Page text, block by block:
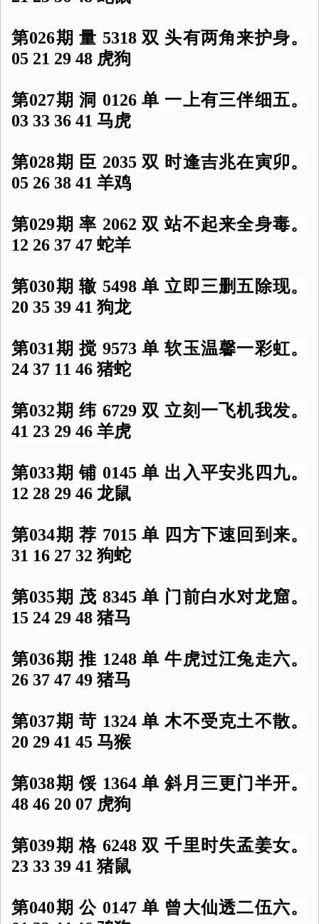
第026期 量 5318 双 头有两角来护身。
05 21 29 48 虎狗
第027期 洞 0126 单 一上有三伴细五。
03 33 36 41 马虎
第028期 臣 2035 双 时逢吉兆在寅卯。
05 26 38 41 羊鸡
第029期 率 2062 双 站不起来全身毒。
12 26 37 47 蛇羊
第030期 辙 5498 单 立即三删五除现。
20 35 39 41 狗龙
第031期 搅 9573 单 软玉温馨一彩虹。
24 37 11 46 猪蛇
第032期 纬 6729 双 立刻一飞机我发。
41 23 29 46 羊虎
第033期 铺 0145 单 出入平安兆四九。
12 28 29 46 龙鼠
第034期 荐 7015 单 四方下速回到来。
31 16 27 32 狗蛇
第035期 茂 8345 单 门前白水对龙窟。
15 24 29 48 猪马
第036期 推 1248 单 牛虎过江兔走六。
26 37 47 49 猪马
第037期 苛 1324 单 木不受克土不散。
20 29 41 45 马猴
第038期 馁 1364 单 斜月三更门半开。
48 46 20 07 虎狗
第039期 格 6248 双 千里时失孟姜女。
23 33 39 41 猪鼠
第040期 公 0147 单 曾大仙透二伍六。